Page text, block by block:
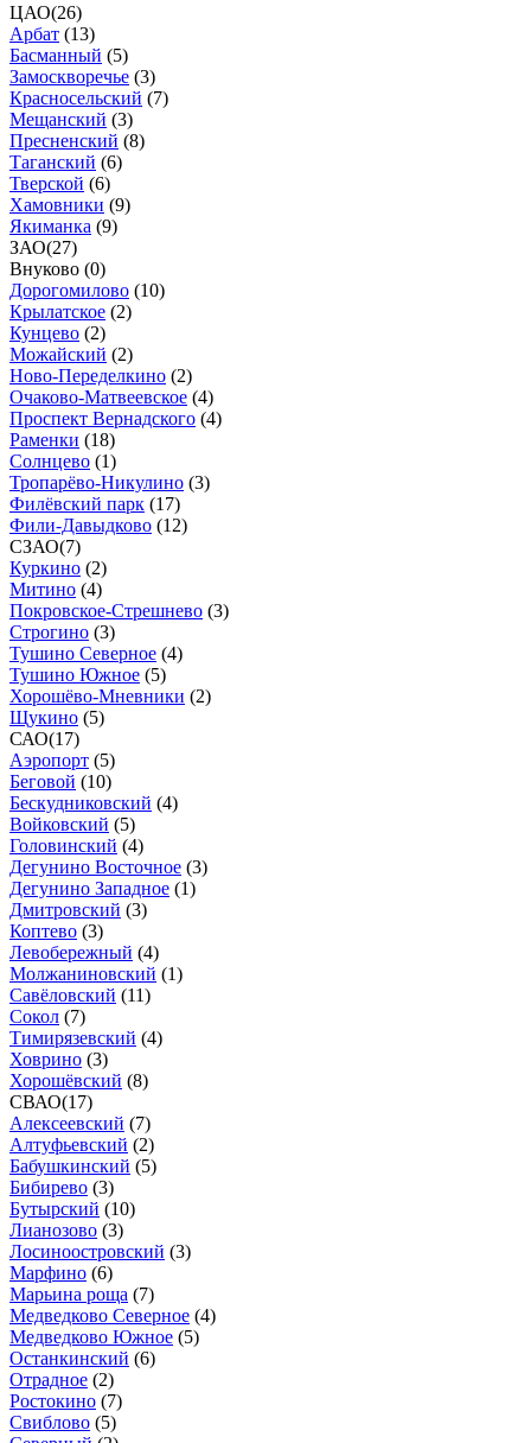
ЦАО(26)
Арбат (13)
Басманный (5)
Замоскворечье (3)
Красносельский (7)
Мещанский (3)
Пресненский (8)
Таганский (6)
Тверской (6)
Хамовники (9)
Якиманка (9)
ЗАО(27)
Внуково (0)
Дорогомилово (10)
Крылатское (2)
Кунцево (2)
Можайский (2)
Ново-Переделкино (2)
Очаково-Матвеевское (4)
Проспект Вернадского (4)
Раменки (18)
Солнцево (1)
Тропарёво-Никулино (3)
Филёвский парк (17)
Фили-Давыдково (12)
СЗАО(7)
Куркино (2)
Митино (4)
Покровское-Стрешнево (3)
Строгино (3)
Тушино Северное (4)
Тушино Южное (5)
Хорошёво-Мневники (2)
Щукино (5)
САО(17)
Аэропорт (5)
Беговой (10)
Бескудниковский (4)
Войковский (5)
Головинский (4)
Дегунино Восточное (3)
Дегунино Западное (1)
Дмитровский (3)
Коптево (3)
Левобережный (4)
Молжаниновский (1)
Савёловский (11)
Сокол (7)
Тимирязевский (4)
Ховрино (3)
Хорошёвский (8)
СВАО(17)
Алексеевский (7)
Алтуфьевский (2)
Бабушкинский (5)
Бибирево (3)
Бутырский (10)
Лианозово (3)
Лосиноостровский (3)
Марфино (6)
Марьина роща (7)
Медведково Северное (4)
Медведково Южное (5)
Останкинский (6)
Отрадное (2)
Ростокино (7)
Свиблово (5)